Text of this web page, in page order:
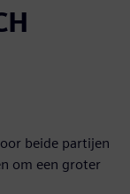
beide partijen
om een groter